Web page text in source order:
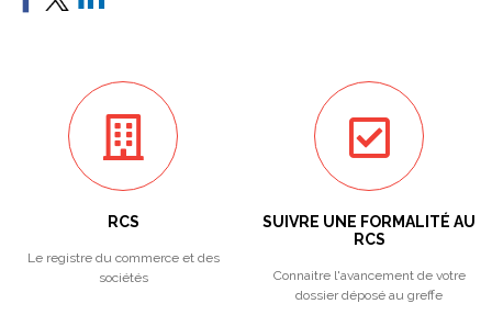
RCS
Le registre du commerce et des
sociétés
SUIVRE UNE FORMALITÉ AU
RCS
Connaitre l'avancement de votre
dossier déposé au greffe